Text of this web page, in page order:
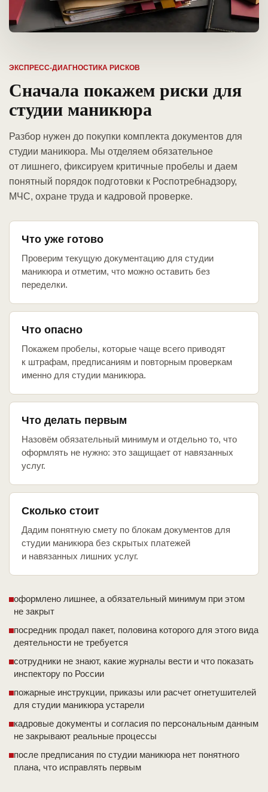
ЭКСПРЕСС-ДИАГНОСТИКА РИСКОВ
Сначала покажем риски для
студии маникюра
Разбор нужен до покупки комплекта документов для
студии маникюра. Мы отделяем обязательное
от лишнего, фиксируем критичные пробелы и даем
понятный порядок подготовки к Роспотребнадзору,
МЧС, охране труда и кадровой проверке.
Что уже готово
Проверим текущую документацию для студии
маникюра и отметим, что можно оставить без
переделки.
Что опасно
Покажем пробелы, которые чаще всего приводят
к штрафам, предписаниям и повторным проверкам
именно для студии маникюра.
Что делать первым
Назовём обязательный минимум и отдельно то, что
оформлять не нужно: это защищает от навязанных
услуг.
Сколько стоит
Дадим понятную смету по блокам документов для
студии маникюра без скрытых платежей
и навязанных лишних услуг.
оформлено лишнее, а обязательный минимум при этом
не закрыт
посредник продал пакет, половина которого для этого вида
деятельности не требуется
сотрудники не знают, какие журналы вести и что показать
инспектору по России
пожарные инструкции, приказы или расчет огнетушителей
для студии маникюра устарели
кадровые документы и согласия по персональным данным
не закрывают реальные процессы
после предписания по студии маникюра нет понятного
плана, что исправлять первым